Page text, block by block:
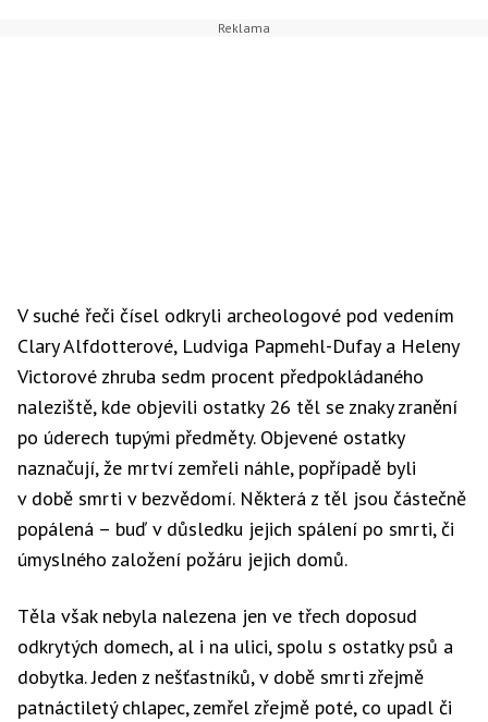
V suché řeči čísel odkryli archeologové pod vedením
Clary Alfdotterové, Ludviga Papmehl-Dufay a Heleny
Victorové zhruba sedm procent předpokládaného
naleziště, kde objevili ostatky 26 těl se znaky zranění
po úderech tupými předměty. Objevené ostatky
naznačují, že mrtví zemřeli náhle, popřípadě byli
v době smrti v bezvědomí. Některá z těl jsou částečně
popálená – buď v důsledku jejich spálení po smrti, či
úmyslného založení požáru jejich domů.
Těla však nebyla nalezena jen ve třech doposud
odkrytých domech, al i na ulici, spolu s ostatky psů a
dobytka. Jeden z nešťastníků, v době smrti zřejmě
patnáctiletý chlapec, zemřel zřejmě poté, co upadl či